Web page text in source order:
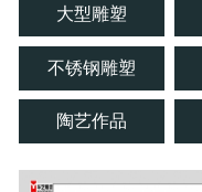
大型雕塑
不锈钢雕塑
陶艺作品